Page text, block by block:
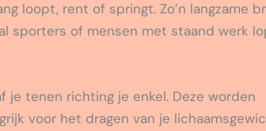
loopt, rent of springt. Zo’n langzame
sporters of mensen met staand werk
je tenen richting je enkel. Deze worden
voor het dragen van je